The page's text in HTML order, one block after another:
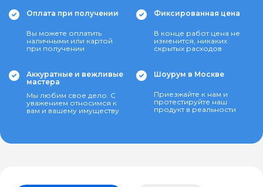
Оплата при получении
Вы можете оплатить
наличными или картой
при получении
Фиксированная цена
В конце работ цена не
изменится, никаких
скрытых расходов
Аккуратные и вежливые
мастера
Мы любим свое дело. С
уважением относимся к
вам и вашему имуществу
Шоурум в Москве
Приезжайте к нам и
протестируйте наш
продукт в реальности